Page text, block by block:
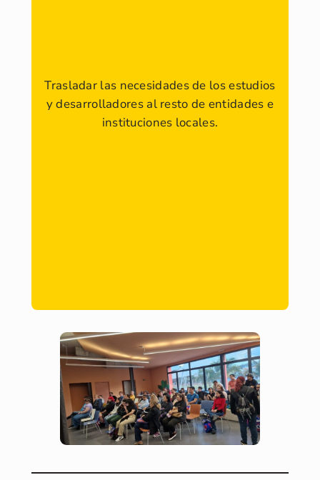
Trasladar las necesidades de los estudios
y desarrolladores al resto de entidades e
instituciones locales.